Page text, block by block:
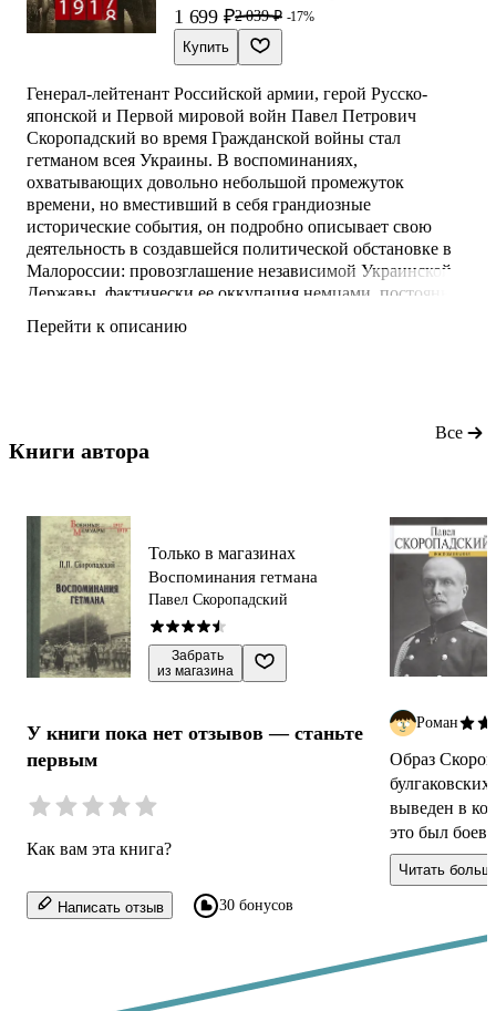
1 699 ₽2 039 ₽ -17%
Купить
Генерал-лейтенант Российской армии, герой Русско-
японской и Первой мировой войн Павел Петрович
Скоропадский во время Гражданской войны стал
гетманом всея Украины. В воспоминаниях,
охватывающих довольно небольшой промежуток
времени, но вместивший в себя грандиозные
исторические события, он подробно описывает свою
деятельность в создавшейся политической обстановке в
Малороссии: провозглашение независимой Украинской
Державы, фактически ее оккупация немцами, постоянная
стремление к реформам, но в итоге — бегство последнего
Перейти к описанию
Книги автора
Все
Только в магазинах
Воспоминания гетмана
Павел Скоропадский
Забрать
из магазина
У книги пока нет отзывов — станьте
первым
Как вам эта книга?
Написать отзыв 30 бонусов
Роман
Образ Скоропадского ассоциируется с героем
выведен в
это был
кавалер,
Читать